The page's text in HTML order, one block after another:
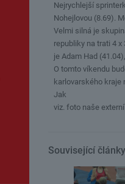
Nejrychlejší
Nohejlovou (8.69).
Velmi silná je
republiky na trati 4
je Adam Had
O tomto víkendu
karlovarského kraje
Jak
viz. foto naše
Související články